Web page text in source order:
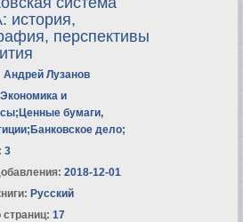
история,
перспективы
Андрей Лузанов
Экономика и
; Ценные бумаги,
; Банковское дело;
3
2018-12-01
Русский
страниц: 17